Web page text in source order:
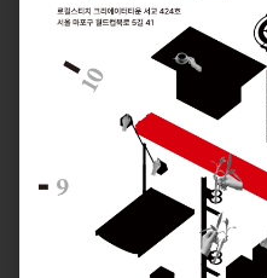
찾아보기
실천